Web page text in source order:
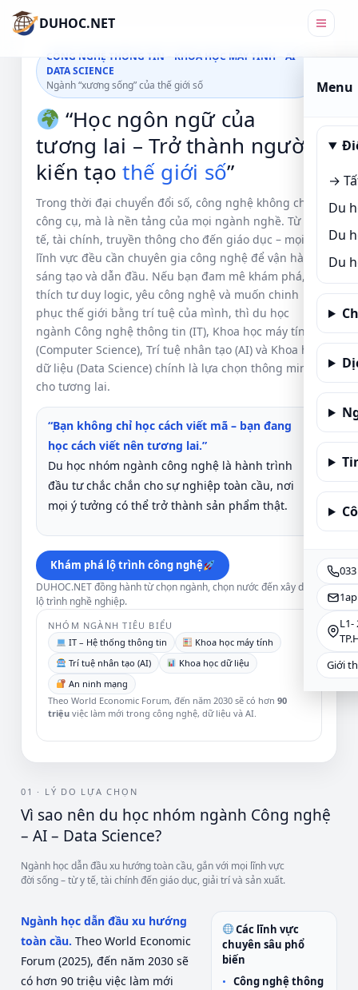
DUHOC.NET
Menu
→
Du
Du
Du
L1-
Giới
CÔNG NGHỆ THÔNG TIN – KHOA HỌC MÁY TÍNH – AI –
DATA SCIENCE
Ngành “xương sống” của thế giới số
“Học ngôn ngữ của
tương lai – Trở thành người
kiến tạothế giới số”
Trong thời đại chuyển đổi số, công nghệ không chỉ là
công cụ, mà là nền tảng của mọi ngành nghề. Từ y
tế, tài chính, truyền thông cho đến giáo dục – mọi
lĩnh vực đều cần chuyên gia công nghệ để vận hành,
sáng tạo và dẫn đầu. Nếu bạn đam mê khám phá,
thích tư duy logic, yêu công nghệ và muốn chinh
phục thế giới bằng trí tuệ của mình, thì du học
ngành Công nghệ thông tin (IT), Khoa học máy tính
(Computer Science), Trí tuệ nhân tạo (AI) và Khoa học
dữ liệu (Data Science) chính là lựa chọn thông minh
cho tương lai.
“Bạn không chỉ học cách viết mã – bạn đang
học cách viết nên tương lai.”
Du học nhóm ngành công nghệ là hành trình
đầu tư chắc chắn cho sự nghiệp toàn cầu, nơi
mọi ý tưởng có thể trở thành sản phẩm thật.
Khám phá lộ trình công nghệ
DUHOC.NET đồng hành từ chọn ngành, chọn nước đến xây dựng
lộ trình nghề nghiệp.
NHÓM NGÀNH TIÊU BIỂU
IT – Hệ thống thông tin
Khoa học máy tính
Trí tuệ nhân tạo (AI)
Khoa học dữ liệu
An ninh mạng
Theo World Economic Forum, đến năm 2030 sẽ có hơn 90
triệu việc làm mới trong công nghệ, dữ liệu và AI.
01 · LÝ DO LỰA CHỌN
Vì sao nên du học nhóm ngành Công nghệ
– AI – Data Science?
Ngành học dẫn đầu xu hướng toàn cầu, gắn với mọi lĩnh vực
đời sống – từ y tế, tài chính đến giáo dục, giải trí và sản xuất.
Ngành học dẫn đầu xu hướng
toàn cầu. Theo World Economic
Forum (2025), đến năm 2030 sẽ
có hơn 90 triệu việc làm mới
Các lĩnh vực
chuyên sâu phổ
biến
Công nghệ thông